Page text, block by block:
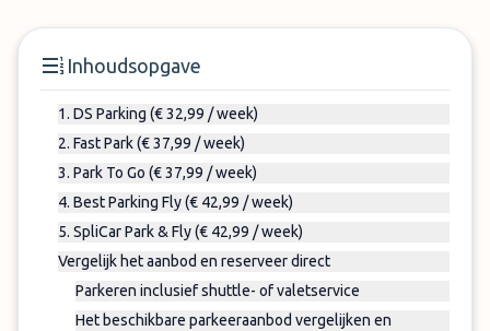
Inhoudsopgave
1. DS Parking (€ 32,99 / week)
2. Fast Park (€ 37,99 / week)
3. Park To Go (€ 37,99 / week)
4. Best Parking Fly (€ 42,99 / week)
5. SpliCar Park & Fly (€ 42,99 / week)
Vergelijk het aanbod en reserveer direct
Parkeren inclusief shuttle- of valetservice
Het beschikbare parkeeraanbod vergelijken en